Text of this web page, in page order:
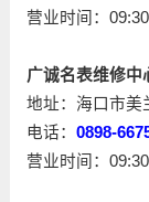
营业时间：
广诚名表维修中
地址：海口市美
电话： 0898-
营业时间：